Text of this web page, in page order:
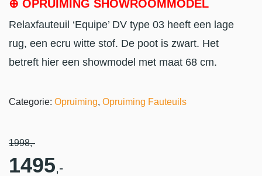
⊕ OPRUIMING SHOWROOMMODEL
Relaxfauteuil ‘Equipe’ DV type 03 heeft een lage
rug, een ecru witte stof. De poot is zwart. Het
betreft hier een showmodel met maat 68 cm.
Categorie: Opruiming, Opruiming Fauteuils
1998,-
1495,-